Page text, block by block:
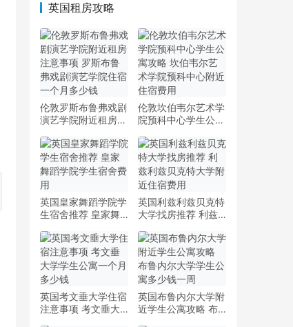
英国租房攻略
伦敦罗斯布鲁弗戏剧
演艺学院附近租房注
戏剧演艺学院住宿一
个月多少钱
伦敦坎伯韦尔艺术学
院预科中心学生公寓
学院预科中心附近住
宿费用
英国皇家舞蹈学院学
生宿舍推荐 皇家舞
英国利兹利兹贝克特
大学找房推荐 利兹
住宿费用
英国考文垂大学住宿
注意事项 考文垂大
英国布鲁内尔大学附
近学生公寓攻略 布